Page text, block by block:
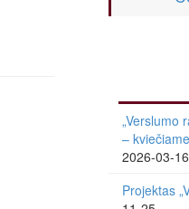
„Verslumo
–
2026-03-16
Projektas